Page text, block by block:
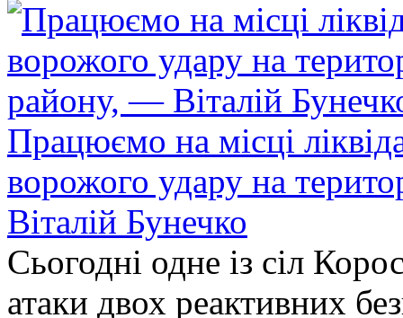
Працюємо на місці
ворожого удару на
Віталій Бунечко
Сьогодні одне із сіл
атаки двох реактивних